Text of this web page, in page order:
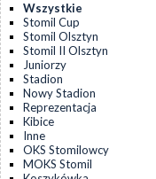
Wszystkie
Stomil Cup
Stomil Olsztyn
Stomil II Olsztyn
Juniorzy
Stadion
Nowy Stadion
Reprezentacja
Kibice
Inne
OKS Stomilowcy
MOKS Stomil